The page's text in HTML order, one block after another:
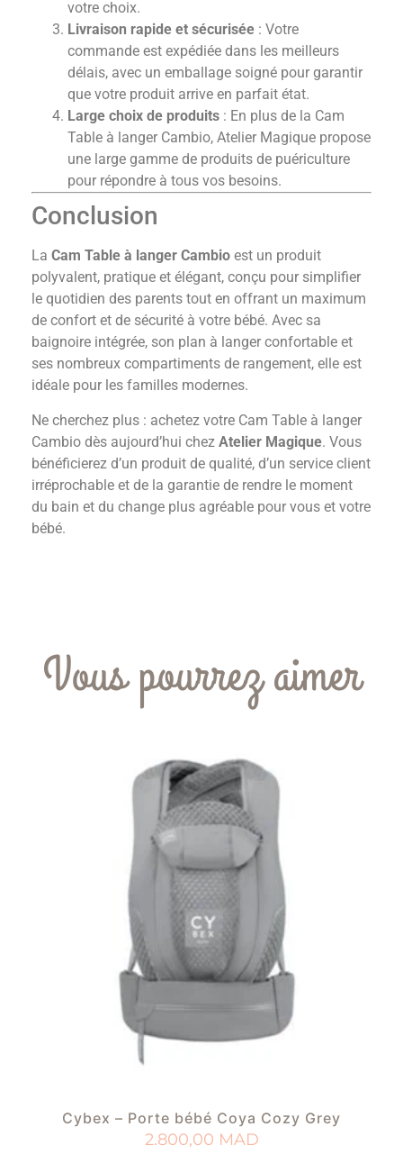
votre choix.
Livraison rapide et sécurisée : Votre
commande est expédiée dans les meilleurs
délais, avec un emballage soigné pour garantir
que votre produit arrive en parfait état.
Large choix de produits : En plus de la Cam
Table à langer Cambio, Atelier Magique propose
une large gamme de produits de puériculture
pour répondre à tous vos besoins.
Conclusion
La Cam Table à langer Cambio est un produit
polyvalent, pratique et élégant, conçu pour simplifier
le quotidien des parents tout en offrant un maximum
de confort et de sécurité à votre bébé. Avec sa
baignoire intégrée, son plan à langer confortable et
ses nombreux compartiments de rangement, elle est
idéale pour les familles modernes.
Ne cherchez plus : achetez votre Cam Table à langer
Cambio dès aujourd’hui chez Atelier Magique. Vous
bénéficierez d’un produit de qualité, d’un service client
irréprochable et de la garantie de rendre le moment
du bain et du change plus agréable pour vous et votre
bébé.
Vous pourrez aimer
Cybex – Porte bébé Coya Cozy Grey
2.800,00 MAD